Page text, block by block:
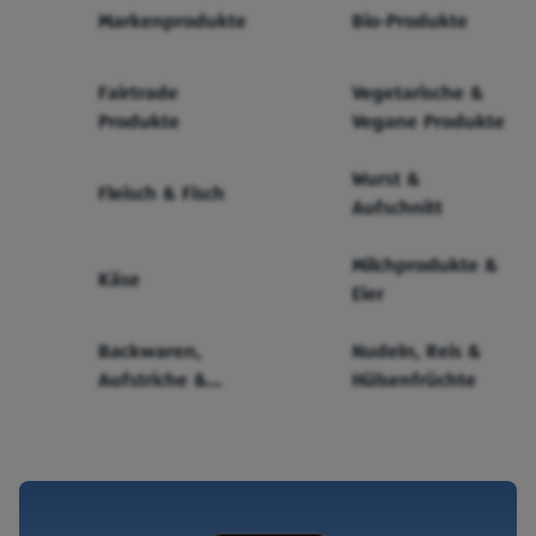
Markenprodukte Bio-Produkte
Fairtrade
Produkte
Vegetarische &
Vegane Produkte
Fleisch & Fisch
Wurst &
Aufschnitt
Käse
Milchprodukte &
Eier
Backwaren,
Aufstriche &
Nudeln, Reis &
Hülsenfrüchte